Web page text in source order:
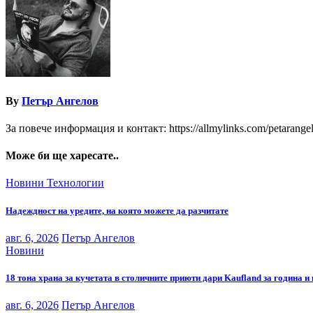
By Петър Ангелов
За повече информация и контакт: https://allmylinks.com/
Може би ще харесате..
Новини Технологии
Надеждност на уредите, на която можете да разчитате
авг. 6, 2026 Петър Ангелов
Новини
18 тона храна за кучетата в столичните приюти дари Kaufland за година и
авг. 6, 2026 Петър Ангелов